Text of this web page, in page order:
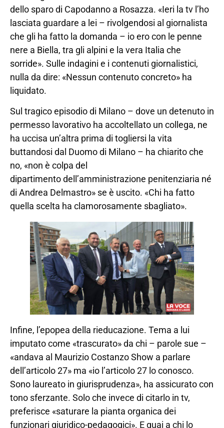
dello sparo di Capodanno a Rosazza. «Ieri la tv l’ho
lasciata guardare a lei – rivolgendosi al giornalista
che gli ha fatto la domanda – io ero con le penne
nere a Biella, tra gli alpini e la vera Italia che
sorride». Sulle indagini e i contenuti giornalistici,
nulla da dire: «Nessun contenuto concreto» ha
liquidato.
Sul tragico episodio di Milano – dove un detenuto in
permesso lavorativo ha accoltellato un collega, ne
ha uccisa un’altra prima di togliersi la vita
buttandosi dal Duomo di Milano – ha chiarito che
no, «non è colpa del
dipartimento dell’amministrazione penitenziaria né
di Andrea Delmastro» se è uscito. «Chi ha fatto
quella scelta ha clamorosamente sbagliato».
Infine, l’epopea della rieducazione. Tema a lui
imputato come «trascurato» da chi – parole sue –
«andava al Maurizio Costanzo Show a parlare
dell’articolo 27» ma «io l’articolo 27 lo conosco.
Sono laureato in giurisprudenza», ha assicurato con
tono sferzante. Solo che invece di citarlo in tv,
preferisce «saturare la pianta organica dei
funzionari giuridico-pedagogici». E guai a chi lo